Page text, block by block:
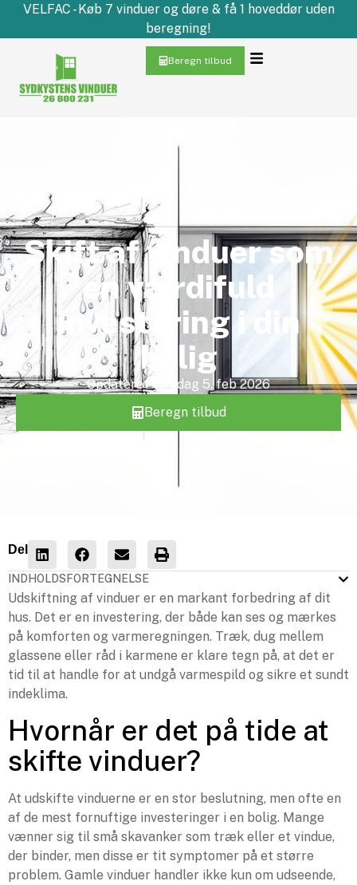
VELFAC - Køb 7 vinduer og døre & få 1 hoveddør uden
beregning!
Beregn tilbud
Skift af vinduer som
en værdifuld
investering i din
bolig
Opdateret torsdag 5. feb 2026
Beregn tilbud
Del
INDHOLDSFORTEGNELSE
Udskiftning af vinduer er en markant forbedring af dit
hus. Det er en investering, der både kan ses og mærkes
på komforten og varmeregningen. Træk, dug mellem
glassene eller råd i karmene er klare tegn på, at det er
tid til at handle for at undgå varmespild og sikre et sundt
indeklima.
Hvornår er det på tide at
skifte vinduer?
At udskifte vinduerne er en stor beslutning, men ofte en
af de mest fornuftige investeringer i en bolig. Mange
vænner sig til små skavanker som træk eller et vindue,
der binder, men disse er tit symptomer på et større
problem. Gamle vinduer handler ikke kun om udseende,